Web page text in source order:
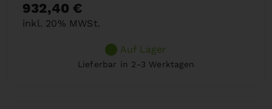
932,40 €
inkl. 20% MWSt.
Auf Lager
Lieferbar in 2-3 Werktagen